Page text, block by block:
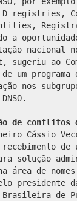
registries,
a
nacional
sugeriu ao
um
nos
de conflitos
Cássio
recebimento de
solução
área de
presidente
Brasileira de